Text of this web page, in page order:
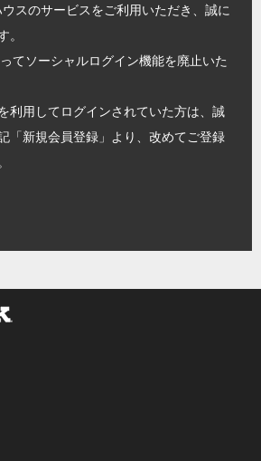
スのサービスをご利用いただき、誠に
てソーシャルログイン機能を廃止いた
利用してログインされていた方は、誠
「新規会員登録」より、改めてご登録